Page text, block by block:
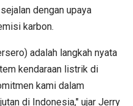
dengan upaya
karbon.
adalah langkah nyata
kendaraan listrik di
kami dalam
di Indonesia," ujar Jerry